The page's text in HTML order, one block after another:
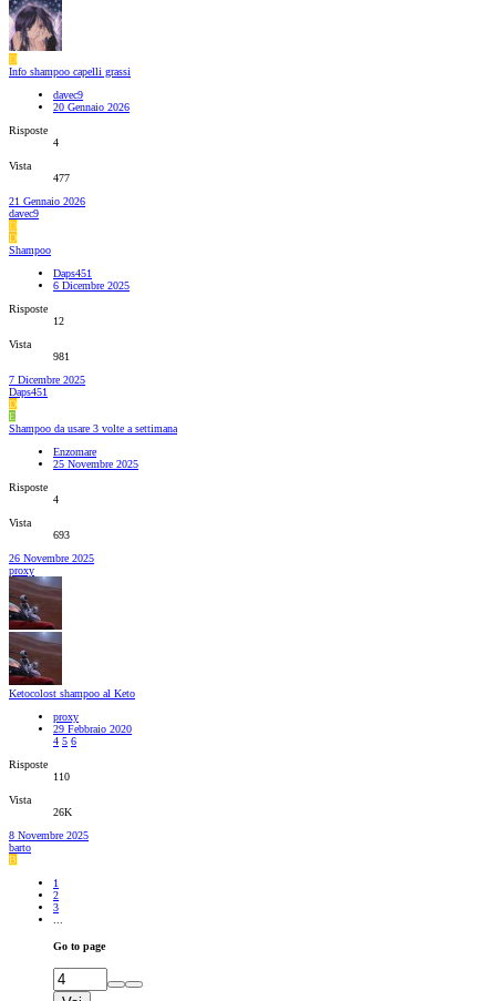
D
Info shampoo capelli grassi
davec9
20 Gennaio 2026
Risposte
4
Vista
477
21 Gennaio 2026
davec9
D
D
Shampoo
Daps451
6 Dicembre 2025
Risposte
12
Vista
981
7 Dicembre 2025
Daps451
D
E
Shampoo da usare 3 volte a settimana
Enzomare
25 Novembre 2025
Risposte
4
Vista
693
26 Novembre 2025
proxy
Ketocolost shampoo al Keto
proxy
29 Febbraio 2020
4 5 6
Risposte
110
Vista
26K
8 Novembre 2025
barto
B
1
2
3
Go to page